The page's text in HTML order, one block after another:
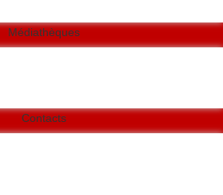
Médiathèques
Contacts